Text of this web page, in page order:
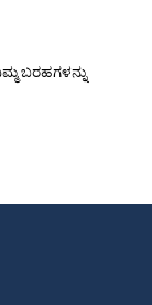
ಬರಹಗಳನ್ನು